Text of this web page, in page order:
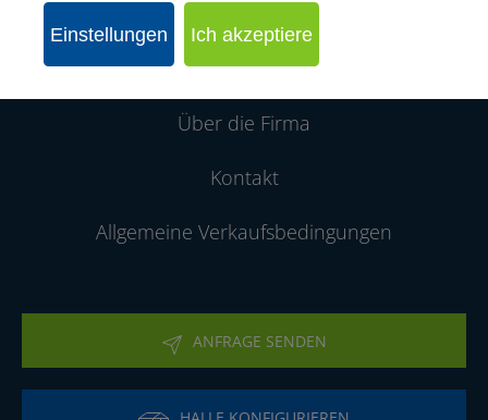
Projekte / Realisierungen
Partnernetzwerk
Über die Firma
Kontakt
Allgemeine Verkaufsbedingungen
ANFRAGE SENDEN
Einstellungen Ich akzeptiere